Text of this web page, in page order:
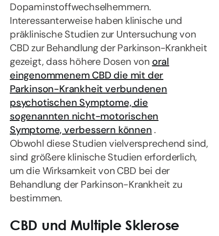
Dopaminstoffwechselhemmern.
Interessanterweise haben klinische und
präklinische Studien zur Untersuchung von
CBD zur Behandlung der Parkinson-Krankheit
gezeigt, dass höhere Dosen von oral
eingenommenem CBD die mit der
Parkinson-Krankheit verbundenen
psychotischen Symptome, die
sogenannten nicht-motorischen
Symptome, verbessern können .
Obwohl diese Studien vielversprechend sind,
sind größere klinische Studien erforderlich,
um die Wirksamkeit von CBD bei der
Behandlung der Parkinson-Krankheit zu
bestimmen.
CBD und Multiple Sklerose